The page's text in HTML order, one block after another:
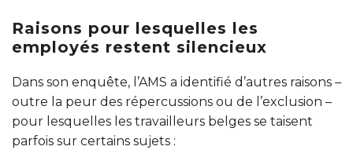
Raisons pour lesquelles les
employés restent silencieux
Dans son enquête, l’AMS a identifié d’autres raisons –
outre la peur des répercussions ou de l’exclusion –
pour lesquelles les travailleurs belges se taisent
parfois sur certains sujets :